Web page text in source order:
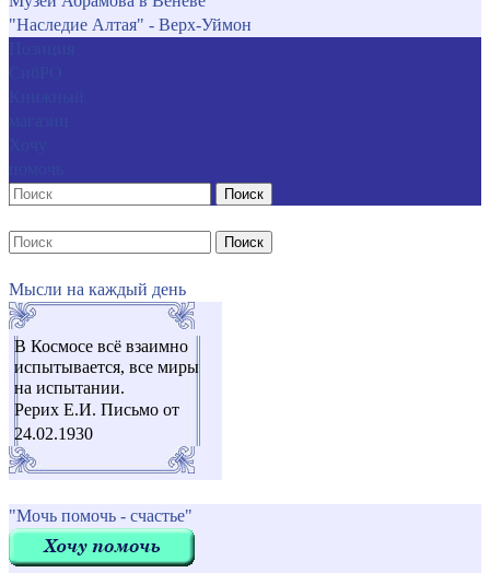
"Наследие Алтая" - Верх-Уймон
Поиск
Поиск
Мысли на каждый день
В Космосе всё взаимно
испытывается, все миры
на испытании.
Рерих Е.И. Письмо от
24.02.1930
"Мочь помочь - счастье"